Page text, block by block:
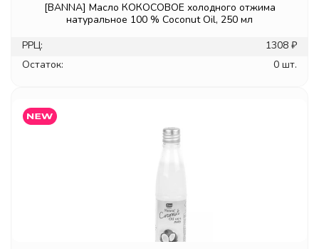
[BANNA] Масло КОКОСОВОЕ холодного отжима
натуральное 100 % Coconut Oil, 250 мл
РРЦ:
1308 ₽
Остаток:
0 шт.